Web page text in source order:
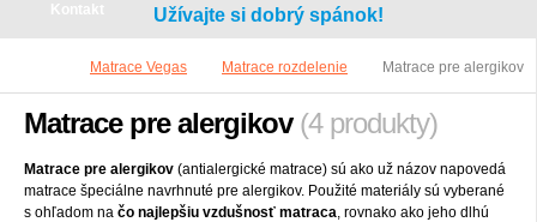
Užívajte si dobrý spánok!
Matrace Vegas Matrace rozdelenie Matrace pre alergikov
Matrace pre alergikov (4 produkty)
Matrace pre alergikov (antialergické matrace) sú ako už názov napovedá
matrace špeciálne navrhnuté pre alergikov. Použité materiály sú vyberané
s ohľadom na čo najlepšiu vzdušnosť matraca, rovnako ako jeho dlhú
Kontakt